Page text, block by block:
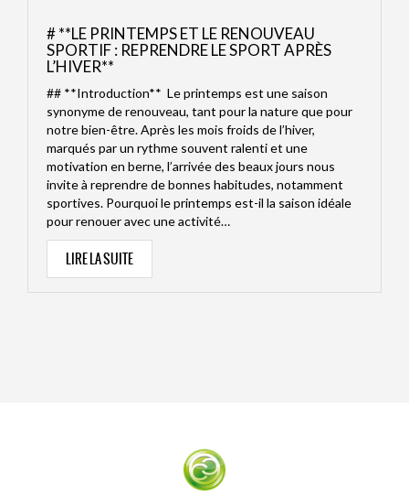
# **LE PRINTEMPS ET LE RENOUVEAU
SPORTIF : REPRENDRE LE SPORT APRÈS
L’HIVER**
## **Introduction** Le printemps est une saison
synonyme de renouveau, tant pour la nature que pour
notre bien-être. Après les mois froids de l’hiver,
marqués par un rythme souvent ralenti et une
motivation en berne, l’arrivée des beaux jours nous
invite à reprendre de bonnes habitudes, notamment
sportives. Pourquoi le printemps est-il la saison idéale
pour renouer avec une activité…
LIRE LA SUITE